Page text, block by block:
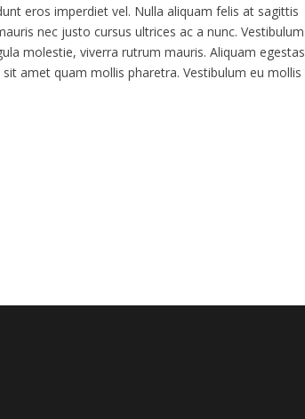
eros imperdiet vel. Nulla aliquam felis at sagittis
nec justo cursus ultrices ac a nunc. Vestibulum
molestie, viverra rutrum mauris. Aliquam egestas
amet quam mollis pharetra. Vestibulum eu mollis